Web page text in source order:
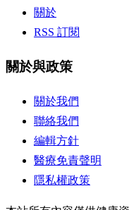
關於
RSS 訂閱
關於與政策
關於我們
聯絡我們
編輯方針
醫療免責聲明
隱私權政策